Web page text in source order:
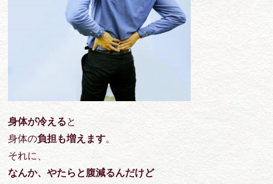
身体が冷えると
身体の負担も増えます。
それに、
なんか、やたらと腹減るんだけど